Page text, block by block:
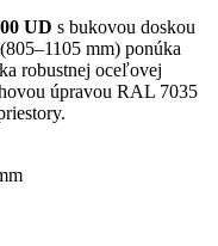
UD s bukovou doskou
mm) ponúka
robustnej oceľovej
úpravou RAL 7035